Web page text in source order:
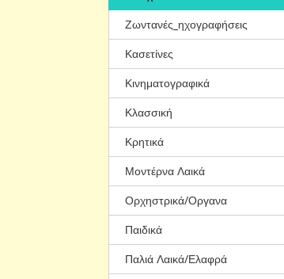
Ζωντανές_ηχογραφήσεις
Κασετίνες
Κινηματογραφικά
Κλασσική
Κρητικά
Μοντέρνα Λαικά
Ορχηστρικά/Οργανα
Παιδικά
Παλιά Λαικά/Ελαφρά